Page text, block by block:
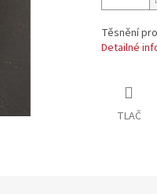
Těsnění
Detailné
TLAČ